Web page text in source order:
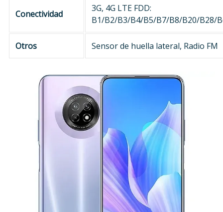
Conectividad
3G, 4G LTE FDD:
B1/B2/B3/B4/B5/B7/B8/B20/B28/
Otros Sensor de huella lateral, Radio FM